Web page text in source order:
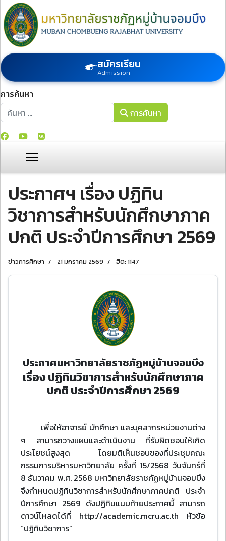
สมัครเรียน
Admission
การค้นหา
การค้นหา
การค้นหา
ประกาศฯ เรื่อง ปฏิทิน
วิชาการสำหรับนักศึกษาภาค
ปกติ ประจำปีการศึกษา 2569
ข่าวการศึกษา 21 มกราคม 2569 ฮิต: 1147
ประกาศมหาวิทยาลัยราชภัฏหมู่บ้านจอมบึง
เรื่อง ปฏิทินวิชาการสำหรับนักศึกษาภาค
ปกติ ประจำปีการศึกษา 2569
เพื่อให้อาจารย์ นักศึกษา และบุคลากรหน่วยงานต่าง
ๆ สามารถวางแผนและดำเนินงาน ที่รับผิดชอบให้เกิด
ประโยชน์สูงสุด โดยมติเห็นชอบของที่ประชุมคณะ
กรรมการบริหารมหาวิทยาลัย ครั้งที่ 15/2568 วันจันทร์ที่
8 ธันวาคม พ.ศ. 2568 มหาวิทยาลัยราชภัฏหมู่บ้านจอมบึง
จึงกำหนดปฏิทินวิชาการสำหรับนักศึกษาภาคปกติ ประจำ
ปีการศึกษา 2569 ดังปฏิทินแนบท้ายประกาศนี้ สามารถ
ดาวน์โหลดได้ที่ http://academic.mcru.ac.th หัวข้อ
“ปฏิทินวิชาการ”